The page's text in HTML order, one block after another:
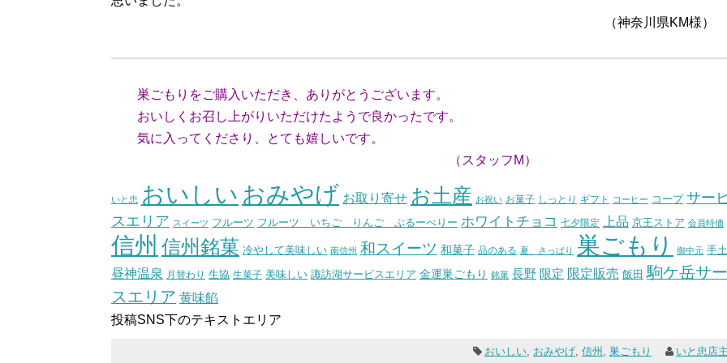
（神奈川県KM様）
巣ごもりをご購入いただき、ありがとうございます。
おいしくお召し上がりいただけたようで良かったです。
気に入ってくださり、とても嬉しいです。
（スタッフM）
いと忠 おいしい おみやげ お取り寄せ お土産 お祝い お菓子 しっとり ギフト コーヒー コープ サー
スエリア スイーツ フルーツ フルーツ いちご りんご ぶるーべりー ホワイトチョコ 七夕限定 上品 京王ストア 会員特価
信州 信州銘菓 冷やして美味しい 南信州 和スイーツ 和菓子 品のある 夏、さっぱり 巣ごもり 御中元 手
昼神温泉 月替わり 生協 生菓子 美味しい 諏訪湖サービスエリア 金運巣ごもり 銘菓 長野 限定 限定販売 飯田 駒ケ岳サ
スエリア 黄味餡
投稿SNS下のテキストエリア
おいしい, おみやげ,信州 ,巣ごもり いと忠店主